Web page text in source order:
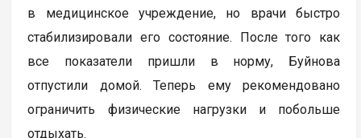
в медицинское учреждение, но врачи быстро
стабилизировали его состояние. После того как
все показатели пришли в норму, Буйнова
отпустили домой. Теперь ему рекомендовано
ограничить физические нагрузки и побольше
отдыхать.